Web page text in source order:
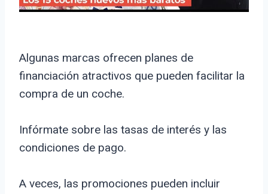
Algunas marcas ofrecen planes de
financiación atractivos que pueden facilitar la
compra de un coche.
Infórmate sobre las tasas de interés y las
condiciones de pago.
A veces, las promociones pueden incluir